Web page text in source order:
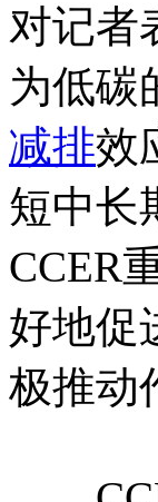
对记者
为低碳
减排效
短中长
CCER
好地促
极推动